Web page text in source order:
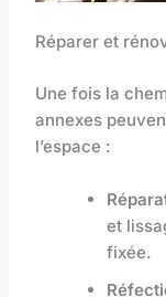
Réparer et
Une fois la
annexes
l’espace :
et
fixée.